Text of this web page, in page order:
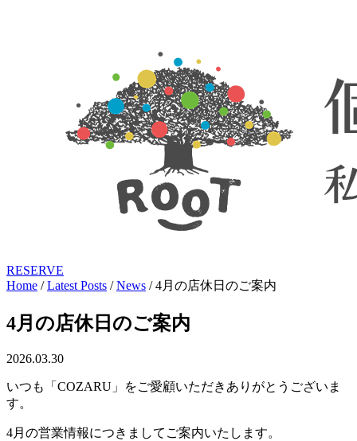
RESERVE
Home /Latest Posts /News /4月の店休日のご案内
4月の店休日のご案内
2026.03.30
いつも「COZARU」をご愛顧いただきありがとうございま
す。
4月の営業情報につきましてご案内いたします。